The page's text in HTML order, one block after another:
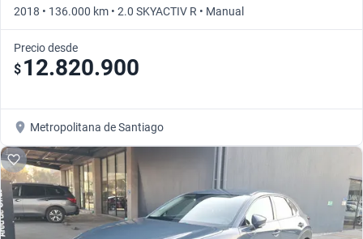
2018 • 136.000 km • 2.0 SKYACTIV R • Manual
Precio desde
$ 12.820.900
Metropolitana de Santiago